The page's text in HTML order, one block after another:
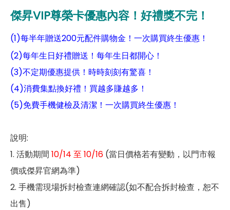
傑昇VIP尊榮卡優惠內容！好禮獎不完！
(1)每半年贈送200元配件購物金！一次購買終生優惠！
(2)每年生日好禮贈送！每年生日都開心！
(3)不定期優惠提供！時時刻刻有驚喜！
(4)消費集點換好禮！買越多賺越多！
(5)免費手機健檢及清潔！一次購買終生優惠！
說明:
1. 活動期間 10/14 至 10/16 (當日價格若有變動，以門市報
價或傑昇官網為準)
2. 手機需現場拆封檢查連網確認(如不配合拆封檢查，恕不
出售)